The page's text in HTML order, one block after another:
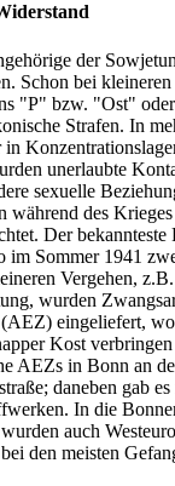
der
Schon bei
"P" bzw. "Ost"
Strafen. In
unerlaubte
sexuelle
während des
Der bekannteste
im Sommer 1941
Vergehen,
wurden
eingeliefert,
Kost
AEZs in Bonn an
daneben gab
In die
auch
den meisten